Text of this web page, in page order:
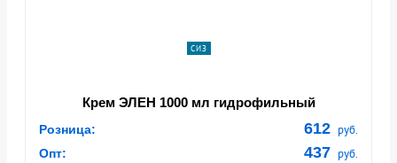
СИЗ
Крем ЭЛЕН 1000 мл гидрофильный
Розница: 612 руб.
Опт: 437 руб.